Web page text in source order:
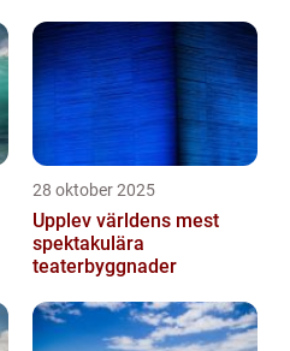
28 oktober 2025
Upplev världens mest
spektakulära
teaterbyggnader